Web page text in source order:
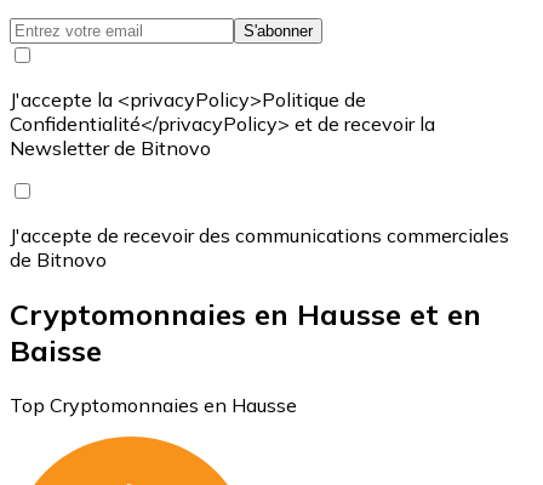
S'abonner
J'accepte la <privacyPolicy>Politique de
Confidentialité</privacyPolicy> et de recevoir la
Newsletter de Bitnovo
J'accepte de recevoir des communications commerciales
de Bitnovo
Cryptomonnaies en Hausse et en
Baisse
Top Cryptomonnaies en Hausse